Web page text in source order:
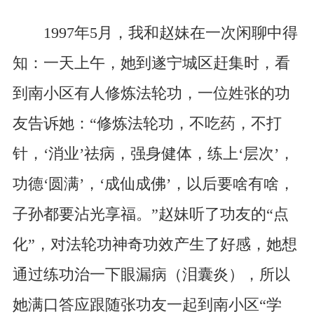
1997年5月，我和赵妹在一次闲聊中得
知：一天上午，她到遂宁城区赶集时，看
到南小区有人修炼法轮功，一位姓张的功
友告诉她：“修炼法轮功，不吃药，不打
针，‘消业’祛病，强身健体，练上‘层次’，
功德‘圆满’，‘成仙成佛’，以后要啥有啥，
子孙都要沾光享福。”赵妹听了功友的“点
化”，对法轮功神奇功效产生了好感，她想
通过练功治一下眼漏病（泪囊炎），所以
她满口答应跟随张功友一起到南小区“学